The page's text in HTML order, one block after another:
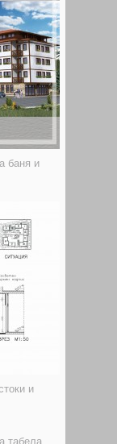
баня и
и
табела